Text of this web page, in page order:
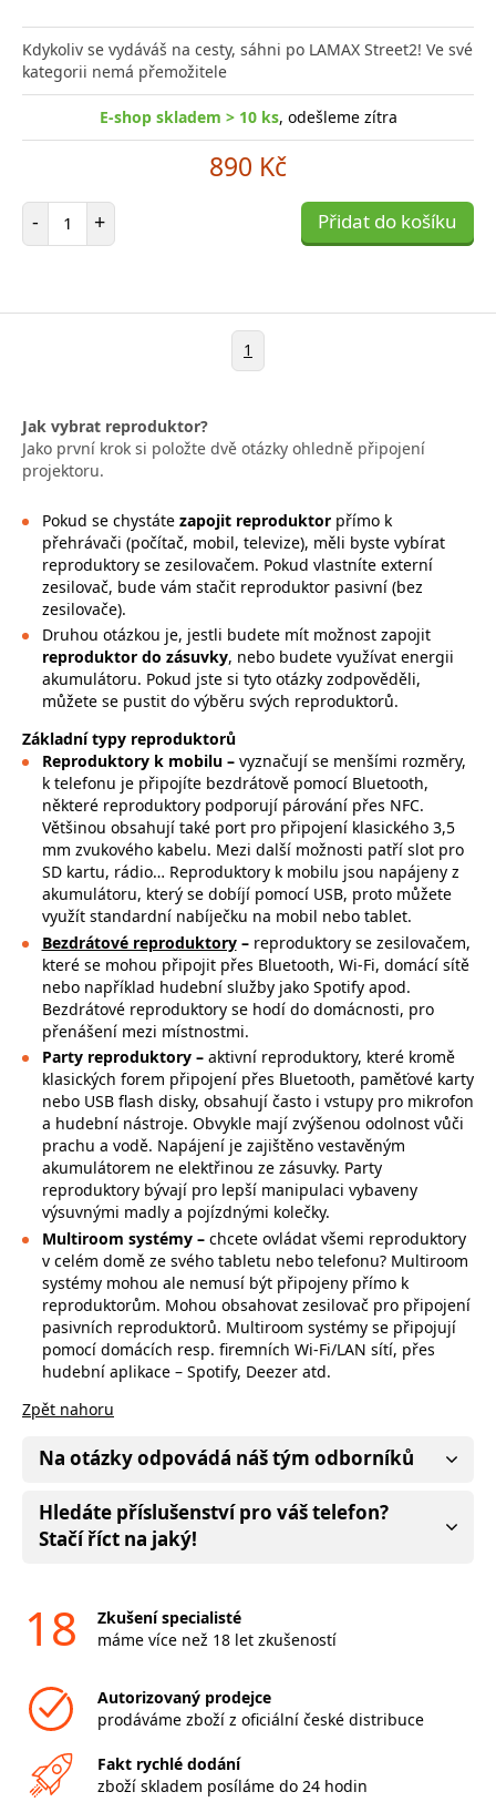
Kdykoliv se vydáváš na cesty, sáhni po LAMAX Street2! Ve své
kategorii nemá přemožitele
E-shop skladem > 10 ks, odešleme zítra
890 Kč
- Počet položek
+ Přidat do košíku
1
Jak vybrat reproduktor?
Jako první krok si položte dvě otázky ohledně připojení
projektoru.
Pokud se chystátezapojit reproduktor přímo k
přehrávači (počítač, mobil, televize), měli byste vybírat
reproduktory se zesilovačem. Pokud vlastníte externí
zesilovač, bude vám stačit reproduktor pasivní (bez
zesilovače).
Druhou otázkou je, jestli budete mít možnost zapojit
reproduktor do zásuvky, nebo budete využívat energii
akumulátoru. Pokud jste si tyto otázky zodpověděli,
můžete se pustit do výběru svých reproduktorů.
Základní typy reproduktorů
Reproduktory k mobilu – vyznačují se menšími rozměry,
k telefonu je připojíte bezdrátově pomocí Bluetooth,
některé reproduktory podporují párování přes NFC.
Většinou obsahují také port pro připojení klasického 3,5
mm zvukového kabelu. Mezi další možnosti patří slot pro
SD kartu, rádio… Reproduktory k mobilu jsou napájeny z
akumulátoru, který se dobíjí pomocí USB, proto můžete
využít standardní nabíječku na mobil nebo tablet.
Bezdrátové reproduktory– reproduktory se zesilovačem,
které se mohou připojit přes Bluetooth, Wi-Fi, domácí sítě
nebo například hudební služby jako Spotify apod.
Bezdrátové reproduktory se hodí do domácnosti, pro
přenášení mezi místnostmi.
Party reproduktory – aktivní reproduktory, které kromě
klasických forem připojení přes Bluetooth, paměťové karty
nebo USB flash disky, obsahují často i vstupy pro mikrofon
a hudební nástroje. Obvykle mají zvýšenou odolnost vůči
prachu a vodě. Napájení je zajištěno vestavěným
akumulátorem ne elektřinou ze zásuvky. Party
reproduktory bývají pro lepší manipulaci vybaveny
výsuvnými madly a pojízdnými kolečky.
Multiroom systémy – chcete ovládat všemi reproduktory
v celém domě ze svého tabletu nebo telefonu? Multiroom
systémy mohou ale nemusí být připojeny přímo k
reproduktorům. Mohou obsahovat zesilovač pro připojení
pasivních reproduktorů. Multiroom systémy se připojují
pomocí domácích resp. firemních Wi-Fi/LAN sítí, přes
hudební aplikace – Spotify, Deezer atd.
Zpět nahoru
Na otázky odpovádá náš tým odborníků
Hledáte příslušenství pro váš telefon?
Stačí říct na jaký!
18
Zkušení specialisté
máme více než 18 let zkušeností
Autorizovaný prodejce
prodáváme zboží z oficiální české distribuce
Fakt rychlé dodání
zboží skladem posíláme do 24 hodin